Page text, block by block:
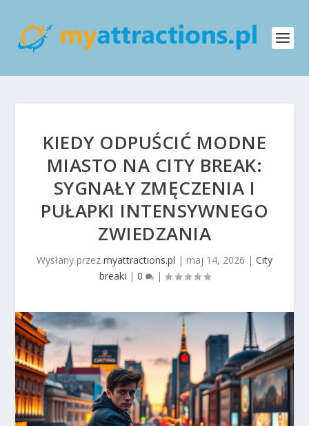
KIEDY ODPUŚCIĆ MODNE
MIASTO NA CITY BREAK:
SYGNAŁY ZMĘCZENIA I
PUŁAPKI INTENSYWNEGO
ZWIEDZANIA
Wysłany przez myattractions.pl | maj 14, 2026 | City
breaki | 0 |